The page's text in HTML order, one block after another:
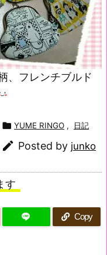
、フレンチブルド
 YUME RINGO , 日記
 Posted by junko
す
Copy